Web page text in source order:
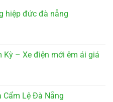
hiệp đức đà nẵng
Kỳ – Xe điện mới êm ái giá
Lệ Đà Nẵng